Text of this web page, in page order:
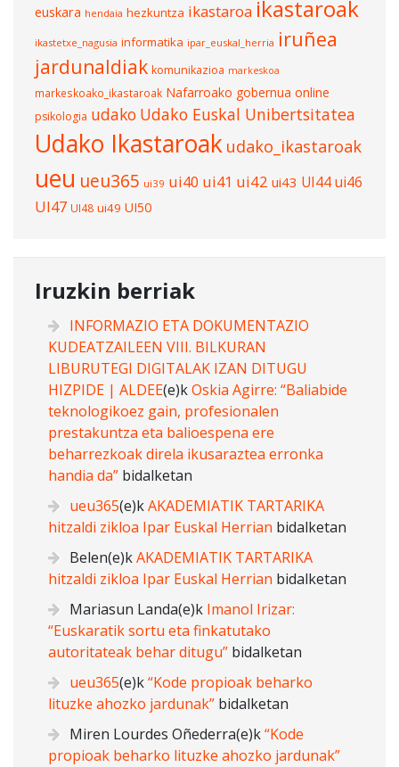
euskara hendaia hezkuntza ikastaroa ikastaroak
ikastetxe_nagusia informatika ipar_euskal_herria iruñea
jardunaldiak komunikazioa markeskoa
markeskoako_ikastaroak Nafarroako gobernua online
psikologia udako Udako Euskal Unibertsitatea
Udako Ikastaroak udako_ikastaroak
ueu ueu365 ui39 ui40 ui41 ui42 ui43 UI44ui46
UI47 UI48 ui49 UI50
Iruzkin berriak
INFORMAZIO ETA DOKUMENTAZIO
KUDEATZAILEEN VIII. BILKURAN
LIBURUTEGI DIGITALAK IZAN DITUGU
HIZPIDE | ALDEE(e)kOskia Agirre: “Baliabide
teknologikoez gain, profesionalen
prestakuntza eta balioespena ere
beharrezkoak direla ikusaraztea erronka
handia da” bidalketan
ueu365(e)kAKADEMIATIK TARTARIKA
hitzaldi zikloa Ipar Euskal Herrian bidalketan
Belen(e)kAKADEMIATIK TARTARIKA
hitzaldi zikloa Ipar Euskal Herrian bidalketan
Mariasun Landa(e)k Imanol Irizar:
“Euskaratik sortu eta finkatutako
autoritateak behar ditugu” bidalketan
ueu365(e)k“Kode propioak beharko
lituzke ahozko jardunak” bidalketan
Miren Lourdes Oñederra(e)k“Kode
propioak beharko lituzke ahozko jardunak”